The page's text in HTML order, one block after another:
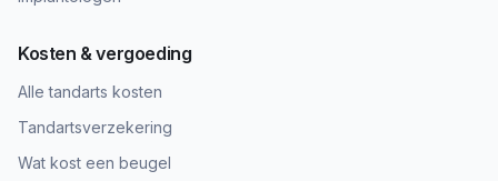
Kosten & vergoeding
Alle tandarts kosten
Tandartsverzekering
Wat kost een beugel